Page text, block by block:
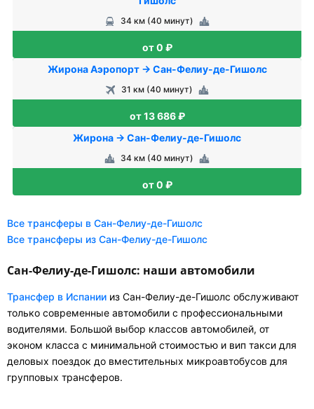
34 км (40 минут)
от 0 ₽
Жирона Аэропорт → Сан-Фелиу-де-Гишолс
31 км (40 минут)
от 13 686 ₽
Жирона → Сан-Фелиу-де-Гишолс
34 км (40 минут)
от 0 ₽
Все трансферы в Сан-Фелиу-де-Гишолс
Все трансферы из Сан-Фелиу-де-Гишолс
Сан-Фелиу-де-Гишолс: наши автомобили
Трансфер в Испании из Сан-Фелиу-де-Гишолс обслуживают
только современные автомобили с профессиональными
водителями. Большой выбор классов автомобилей, от
эконом класса с минимальной стоимостью и вип такси для
деловых поездок до вместительных микроавтобусов для
групповых трансферов.